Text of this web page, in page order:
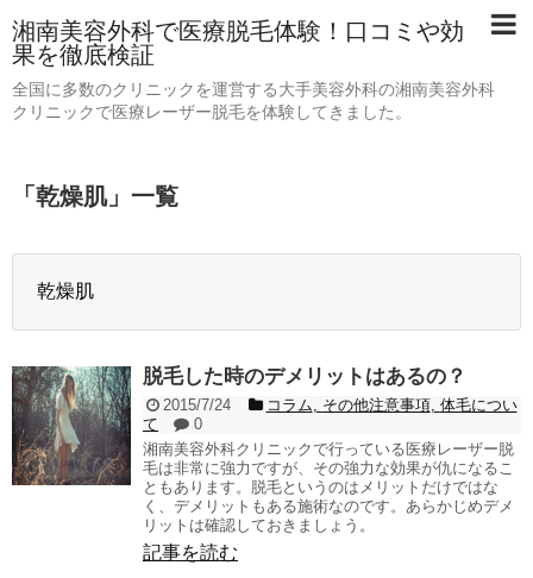
湘南美容外科で医療脱毛体験！口コミや効
果を徹底検証
全国に多数のクリニックを運営する大手美容外科の湘南美容外科
クリニックで医療レーザー脱毛を体験してきました。
「 乾燥肌」 一覧
乾燥肌
脱毛した時のデメリットはあるの？
2015/7/24 コラム, その他注意事項, 体毛につい
て
0
湘南美容外科クリニックで行っている医療レーザー脱
毛は非常に強力ですが、その強力な効果が仇になるこ
ともあります。脱毛というのはメリットだけではな
く、デメリットもある施術なのです。あらかじめデメ
リットは確認しておきましょう。
記事を読む